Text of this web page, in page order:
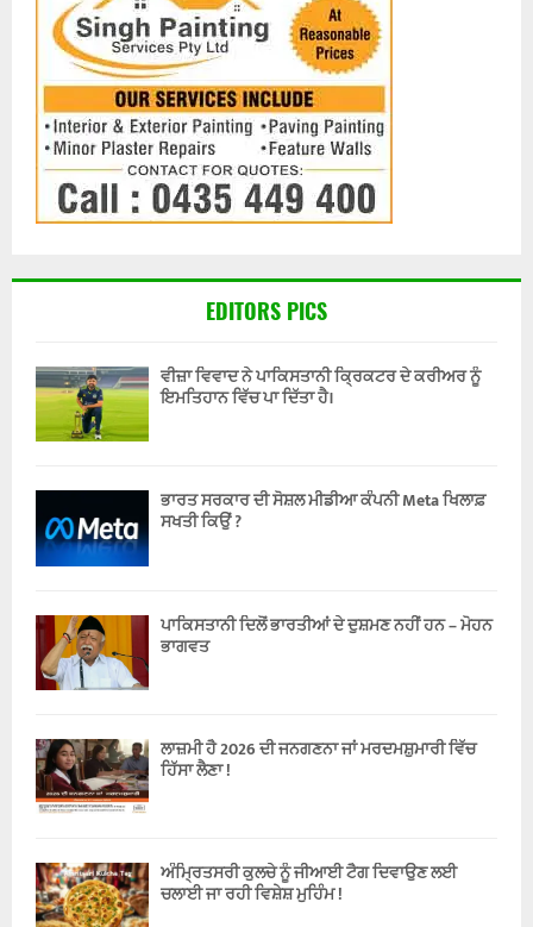
EDITORS PICS
ਵੀਜ਼ਾ ਵਿਵਾਦ ਨੇ ਪਾਕਿਸਤਾਨੀ ਕ੍ਰਿਕਟਰ ਦੇ ਕਰੀਅਰ ਨੂੰ
ਇਮਤਿਹਾਨ ਵਿੱਚ ਪਾ ਦਿੱਤਾ ਹੈ।
ਭਾਰਤ ਸਰਕਾਰ ਦੀ ਸੋਸ਼ਲ ਮੀਡੀਆ ਕੰਪਨੀ Meta ਖਿਲਾਫ਼
ਸਖਤੀ ਕਿਉਂ ?
ਪਾਕਿਸਤਾਨੀ ਦਿਲੋਂ ਭਾਰਤੀਆਂ ਦੇ ਦੁਸ਼ਮਣ ਨਹੀਂ ਹਨ – ਮੋਹਨ
ਭਾਗਵਤ
ਲਾਜ਼ਮੀ ਹੈ 2026 ਦੀ ਜਨਗਣਨਾ ਜਾਂ ਮਰਦਮਸ਼ੁਮਾਰੀ ਵਿੱਚ
ਹਿੱਸਾ ਲੈਣਾ !
ਅੰਮ੍ਰਿਤਸਰੀ ਕੁਲਚੇ ਨੂੰ ਜੀਆਈ ਟੈਗ ਦਿਵਾਉਣ ਲਈ
ਚਲਾਈ ਜਾ ਰਹੀ ਵਿਸ਼ੇਸ਼ ਮੁਹਿੰਮ !